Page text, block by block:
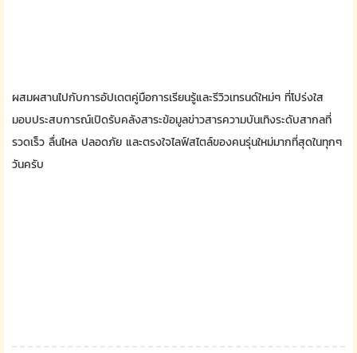
ผสมผสานไปกับการอัปเดตคู่มือการเรียนรู้และรีวิวเทรนด์ใหม่ๆ ที่โปร่งใส
มอบประสบการณ์เปิดรับคลังสาระข้อมูลข่าวสารความบันเทิงระดับสากลที่
รวดเร็ว ลื่นไหล ปลอดภัย และตรงใจไลฟ์สไตล์ของคนรุ่นใหม่มากที่สุดในทุกๆ
วันครับ